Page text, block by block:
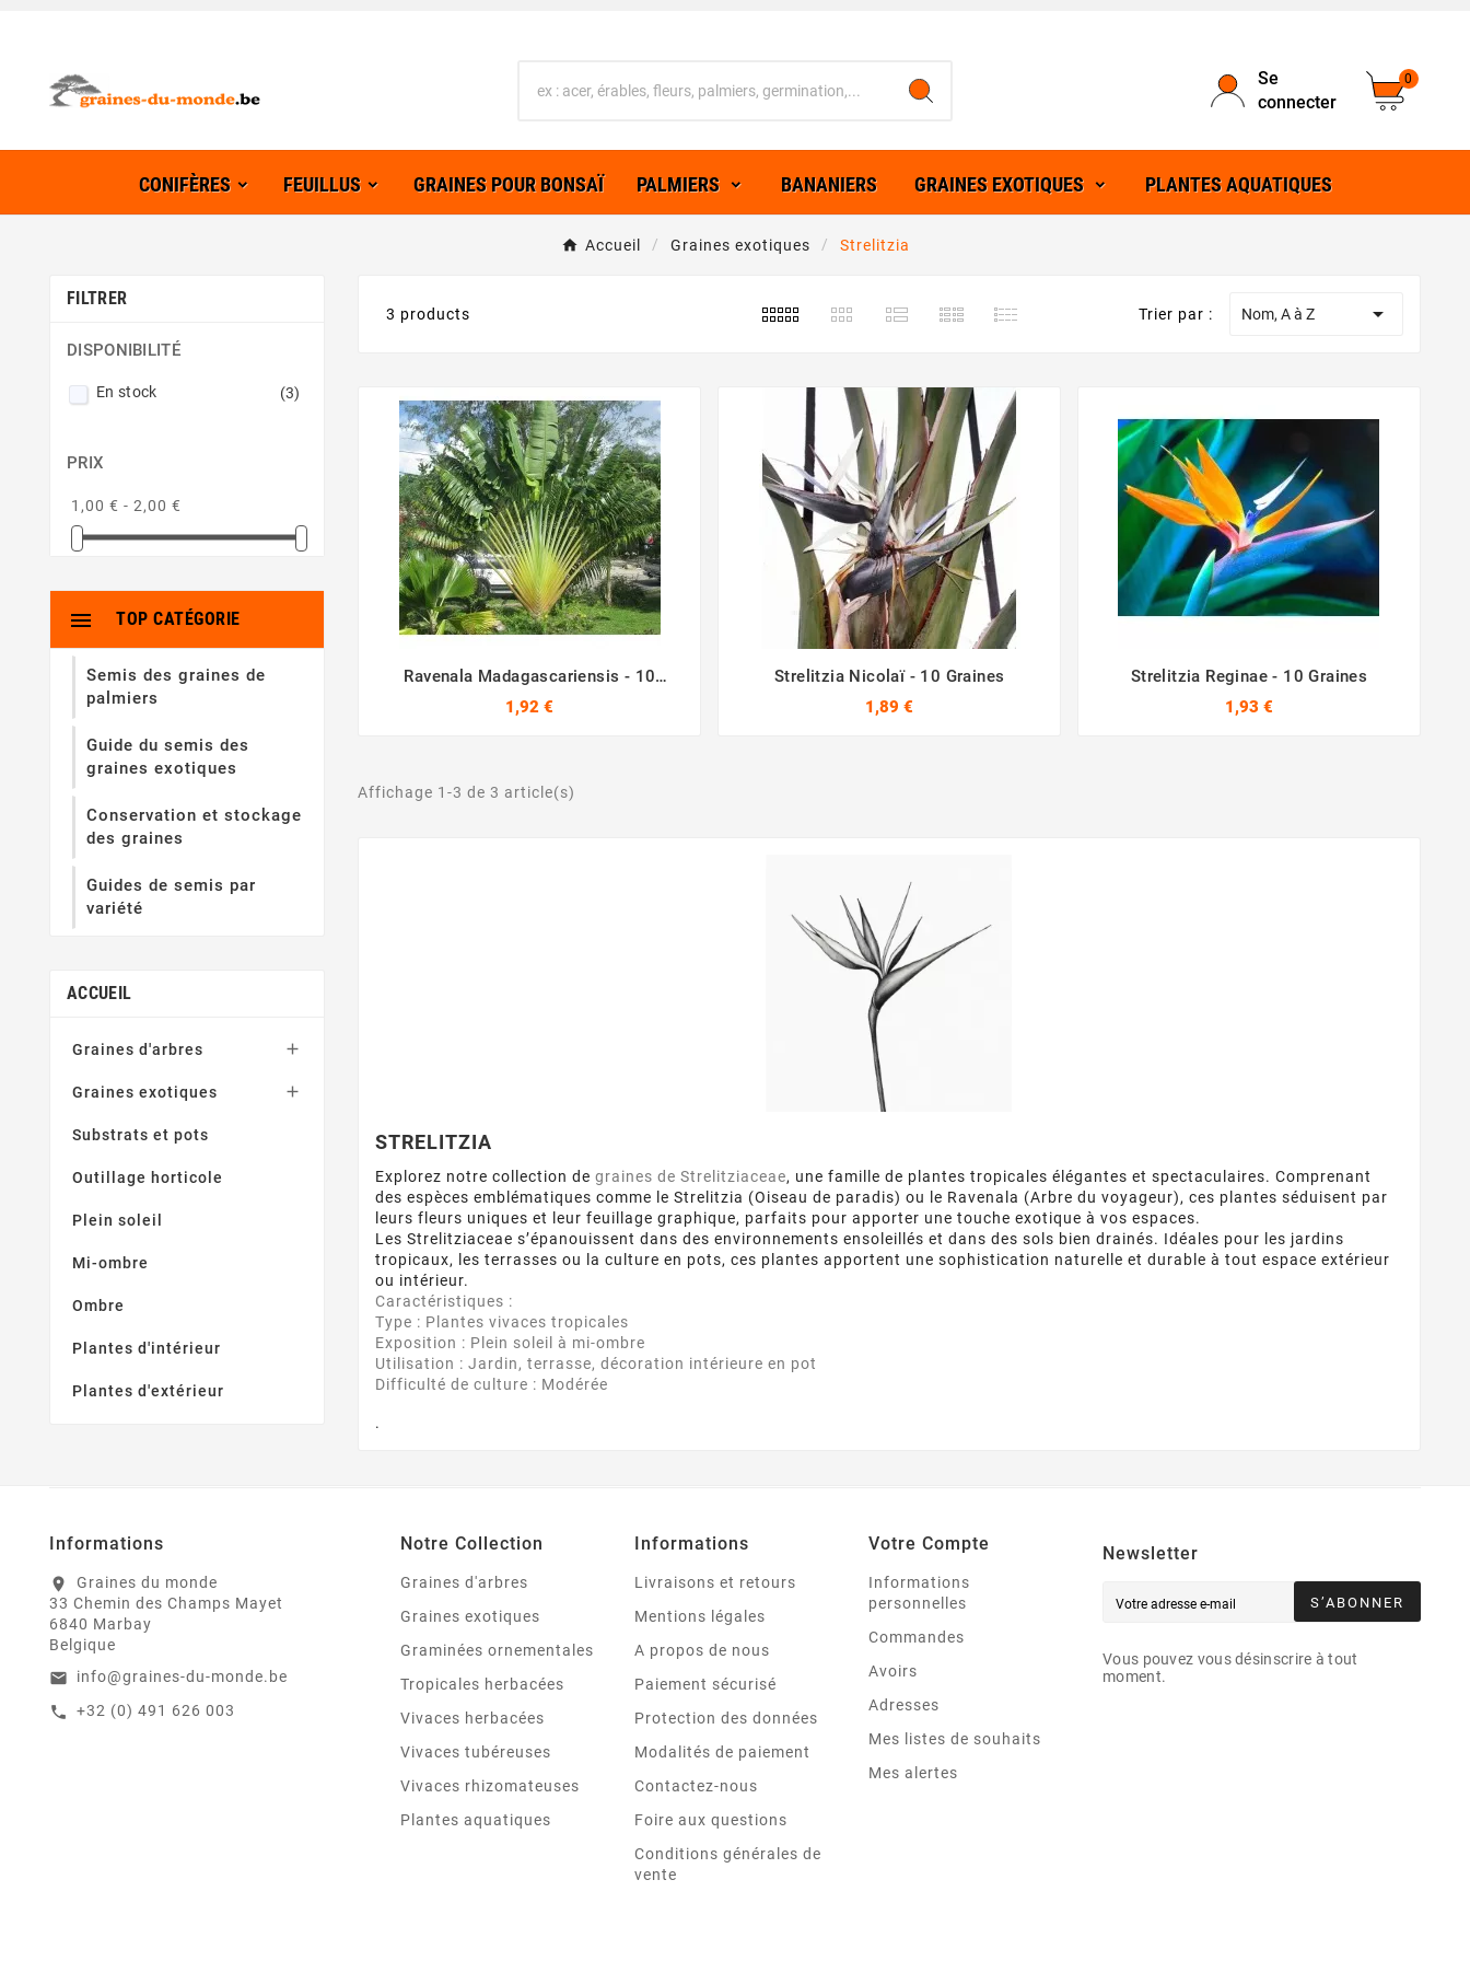
Se
connecter
0
CONIFÈRES FEUILLUS GRAINES POUR BONSAÏ PALMIERS BANANIERS GRAINES EXOTIQUES PLANTES AQUATIQUES
Accueil Graines exotiques Strelitzia
FILTRER
DISPONIBILITÉ
En stock (3)
PRIX
1,00 € - 2,00 €
TOP CATÉGORIE

Semis des graines de
palmiers
Guide du semis des
graines exotiques
Conservation et stockage
des graines
Guides de semis par
variété
ACCUEIL
Graines d'arbres 
Graines exotiques 
Substrats et pots
Outillage horticole
Plein soleil
Mi-ombre
Ombre
Plantes d'intérieur
Plantes d'extérieur
3 products Trier par : Nom, A à Z 

Ravenala Madagascariensis - 10
Graines
1,92 €
Strelitzia Nicolaï - 10 Graines
1,89 €
Strelitzia Reginae - 10 Graines
1,93 €
Affichage 1-3 de 3 article(s)
STRELITZIA
Explorez notre collection degraines de Strelitziaceae, une famille de plantes tropicales élégantes et spectaculaires. Comprenant
des espèces emblématiques comme le Strelitzia (Oiseau de paradis) ou le Ravenala (Arbre du voyageur), ces plantes séduisent par
leurs fleurs uniques et leur feuillage graphique, parfaits pour apporter une touche exotique à vos espaces.
Les Strelitziaceae s’épanouissent dans des environnements ensoleillés et dans des sols bien drainés. Idéales pour les jardins
tropicaux, les terrasses ou la culture en pots, ces plantes apportent une sophistication naturelle et durable à tout espace extérieur
ou intérieur.
Caractéristiques :
Type : Plantes vivaces tropicales
Exposition : Plein soleil à mi-ombre
Utilisation : Jardin, terrasse, décoration intérieure en pot
Difficulté de culture : Modérée
.
Informations
location_on
Graines du monde
33 Chemin des Champs Mayet
6840 Marbay
Belgique
email info@graines-du-monde.be
call +32 (0) 491 626 003
Notre Collection
Graines d'arbres
Graines exotiques
Graminées ornementales
Tropicales herbacées
Vivaces herbacées
Vivaces tubéreuses
Vivaces rhizomateuses
Plantes aquatiques
Informations
Livraisons et retours
Mentions légales
A propos de nous
Paiement sécurisé
Protection des données
Modalités de paiement
Contactez-nous
Foire aux questions
Conditions générales de
vente
Votre Compte
Informations
personnelles
Commandes
Avoirs
Adresses
Mes listes de souhaits
Mes alertes
Newsletter
S’ABONNER
Vous pouvez vous désinscrire à tout
moment.